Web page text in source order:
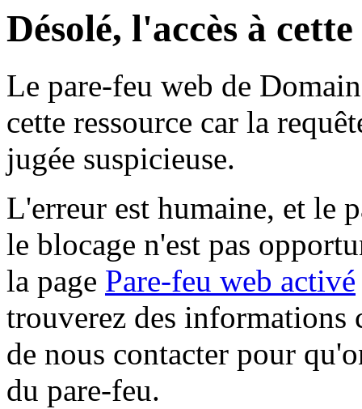
Désolé, l'accès à
Le pare-feu web de
cette ressource car la
jugée suspicieuse.
L'erreur est humaine, et le
le blocage n'est pas
la page Pare-feu web activé
trouverez des informations
de nous contacter pour
du pare-feu.